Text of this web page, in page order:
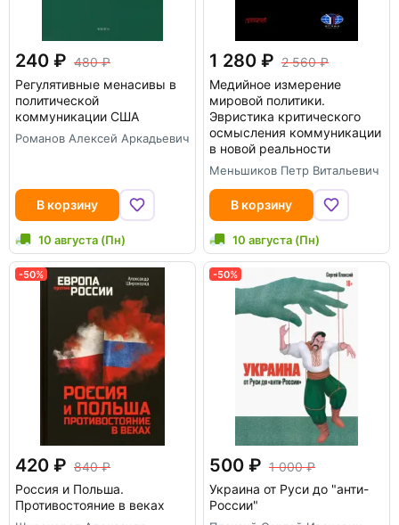
240
480
Регулятивные менасивы в
политической
коммуникации США
Романов Алексей Аркадьевич
В корзину
10 августа (Пн)
1 280
2 560
Медийное измерение
мировой политики.
Эвристика критического
осмысления коммуникации
в новой реальности
Меньшиков Петр Витальевич
В корзину
10 августа (Пн)
-50%
420
840
Россия и Польша.
Противостояние в веках
-50%
500
1 000
Украина от Руси до "анти-
России"